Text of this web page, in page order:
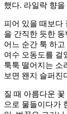
했다. 라일락 향
피어 있을 때보다
을 간직한 듯한
어느 순간 툭 하
여수 오동도를 걸
툭툭 떨어지는 소
보면 왠지 슬퍼진
질 때 아름다운
으로 물들이다가